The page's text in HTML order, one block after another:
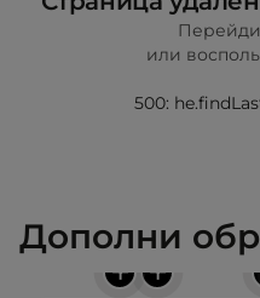
или
500:
Дополни
+
+